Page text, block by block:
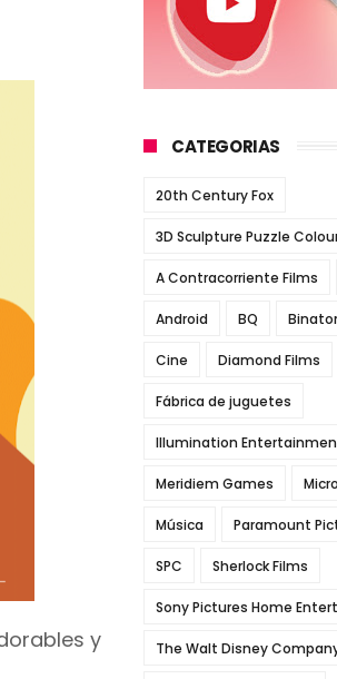
y
CATEGORIAS
20th Century Fox
3D Sculpture Puzzle
A Contracorriente Films
Android BQ
Cine Diamond Films
Fábrica de juguetes
Illumination
Meridiem Games
Música Paramount
SPC Sherlock Films
Sony Pictures Home
The Walt Disney